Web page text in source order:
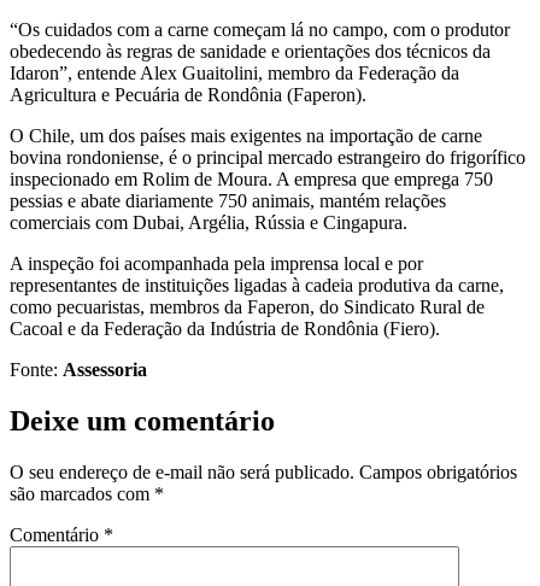
“Os cuidados com a carne começam lá no campo, com o produtor
obedecendo às regras de sanidade e orientações dos técnicos da
Idaron”, entende Alex Guaitolini, membro da Federação da
Agricultura e Pecuária de Rondônia (Faperon).
O Chile, um dos países mais exigentes na importação de carne
bovina rondoniense, é o principal mercado estrangeiro do frigorífico
inspecionado em Rolim de Moura. A empresa que emprega 750
pessias e abate diariamente 750 animais, mantém relações
comerciais com Dubai, Argélia, Rússia e Cingapura.
A inspeção foi acompanhada pela imprensa local e por
representantes de instituições ligadas à cadeia produtiva da carne,
como pecuaristas, membros da Faperon, do Sindicato Rural de
Cacoal e da Federação da Indústria de Rondônia (Fiero).
Fonte: Assessoria
Deixe um comentário
O seu endereço de e-mail não será publicado. Campos obrigatórios
são marcados com *
Comentário *